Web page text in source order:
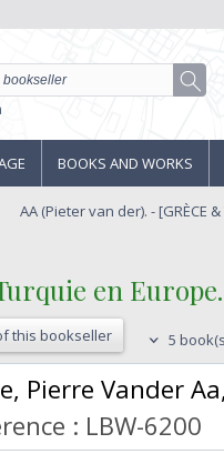
BOOKS AND WORKS
AA (Pieter van der). - [GRÈCE
en Europe.‎
this bookseller 5
Pierre Vander
: LBW-6200